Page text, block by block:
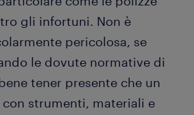
gli infortuni. Non è
pericolosa, se
le dovute normative di
tener presente che un
strumenti, materiali e